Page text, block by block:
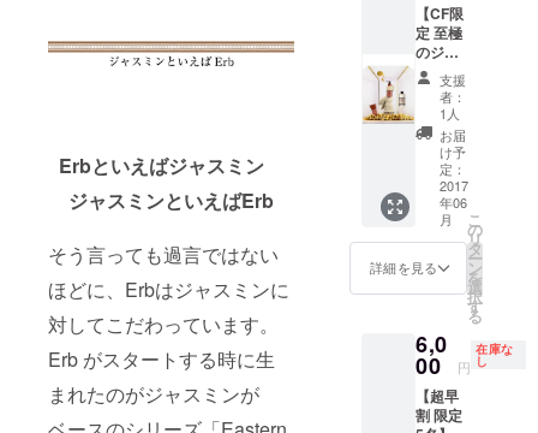
Erbといえばジャスミン
ジャスミンといえばErb
そう言っても過言ではない
ほどに、Erbはジャスミンに
対してこだわっています。
Erb がスタートする時に生
まれたのがジャスミンが
【CF限
定 至極
のジャ
スミン
セッ
ト】
Erbの原
点のひ
とつで
ある
ジャス
ミンの
プロダ
クトの
セッ
ト。 こ
トで
トータ
ルケア
が可能
です。
支援
者：
1人
お届
け予
定：
2017
年06
月
詳細を見る
こ
の
リ
タ
ー
ン
を
選
択
す
る
6,0
00 円
在庫な
し
【超早
割 限定